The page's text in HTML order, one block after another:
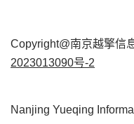
Copyright@南京越擎信
2023013090号-2
Nanjing Yueqing